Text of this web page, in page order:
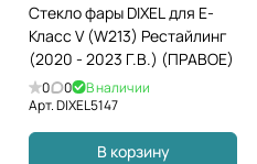
Стекло фары DIXEL для E-
Класс V (W213) Рестайлинг
(2020 - 2023 Г.В.) (ПРАВОЕ)
0 0
В наличии
Арт.DIXEL5147
В корзину